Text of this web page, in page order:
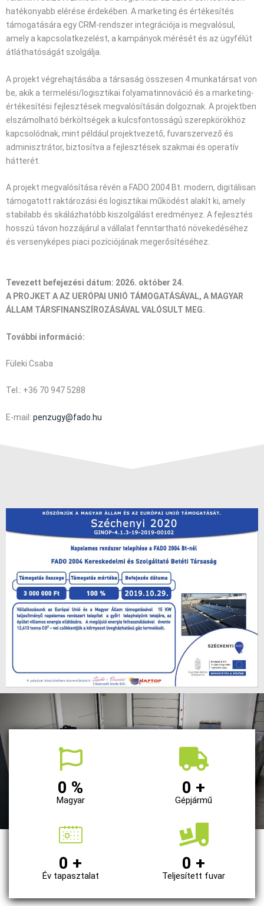
hatékonyabb elérése érdekében. A marketing és értékesítés
támogatására egy CRM-rendszer integrációja is megvalósul,
amely a kapcsolatkezelést, a kampányok mérését és az ügyfélút
átláthatóságát szolgálja.
A projekt végrehajtásába a társaság összesen 4 munkatársat von
be, akik a termelési/logisztikai folyamatinnováció és a marketing-
értékesítési fejlesztések megvalósításán dolgoznak. A projektben
elszámolható bérköltségek a kulcsfontosságú szerepkörökhöz
kapcsolódnak, mint például projektvezető, fuvarszervező és
adminisztrátor, biztosítva a fejlesztések szakmai és operatív
hátterét.
A projekt megvalósítása révén a FADO 2004 Bt. modern, digitálisan
támogatott raktározási és logisztikai működést alakít ki, amely
stabilabb és skálázhatóbb kiszolgálást eredményez. A fejlesztés
hosszú távon hozzájárul a vállalat fenntartható növekedéséhez
és versenyképes piaci pozíciójának megerősítéséhez.
Tevezett befejezési dátum: 2026. október 24.
A PROJKET A AZ UERÓPAI UNIÓ TÁMOGATÁSÁVAL, A MAGYAR
ÁLLAM TÁRSFINANSZÍROZÁSÁVAL VALÓSULT MEG.
További információ:
Füleki Csaba
Tel.: +36 70 947 5288
E-mail: penzugy@fado.hu
0 %
Magyar
0 +
Gépjármű
0 +
Év tapasztalat
0 +
Teljesített fuvar